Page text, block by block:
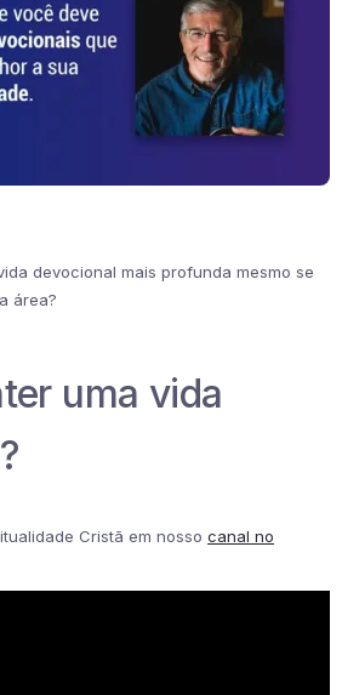
devocional mais profunda mesmo se
área?
uma vida
Cristã em nosso canal no